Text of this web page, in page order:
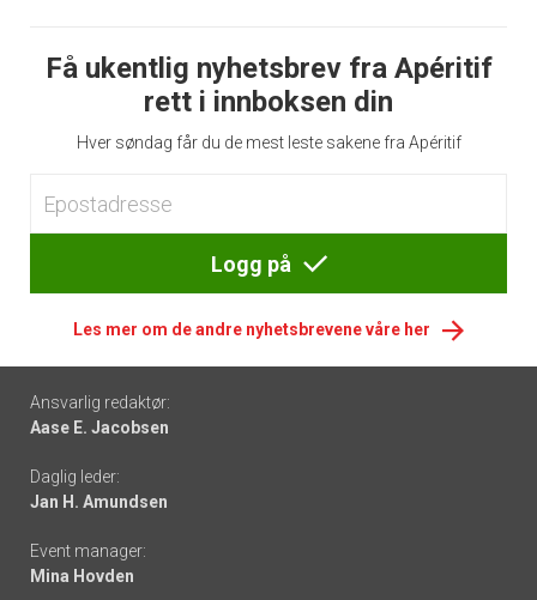
Få ukentlig nyhetsbrev fra Apéritif
rett i innboksen din
Hver søndag får du de mest leste sakene fra Apéritif
Logg på
Les mer om de andre nyhetsbrevene våre her
Footer
-
links
Ansvarlig redaktør:
Aase E. Jacobsen
Daglig leder:
Jan H. Amundsen
Event manager:
Mina Hovden